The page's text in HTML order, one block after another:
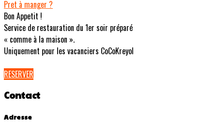
Pret à manger ?
Bon Appetit !
Service de restauration du 1er soir préparé
« comme à la maison ».
Uniquement pour les vacanciers CoCoKreyol
RESERVER
Contact
Adresse